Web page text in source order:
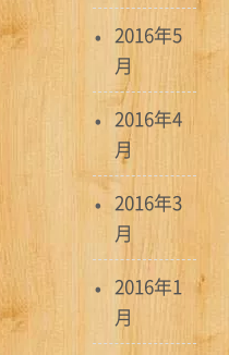
2016年5
月
2016年4
月
2016年3
月
2016年1
月